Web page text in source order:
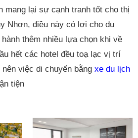
mang lại sự cạnh tranh tốt cho thị
Nhơn, điều này có lợi cho du
thêm nhiều lựa chọn khi về
hết các hotel đều toạ lạc vị trí
việc di chuyển bằng xe du lịch
tiện